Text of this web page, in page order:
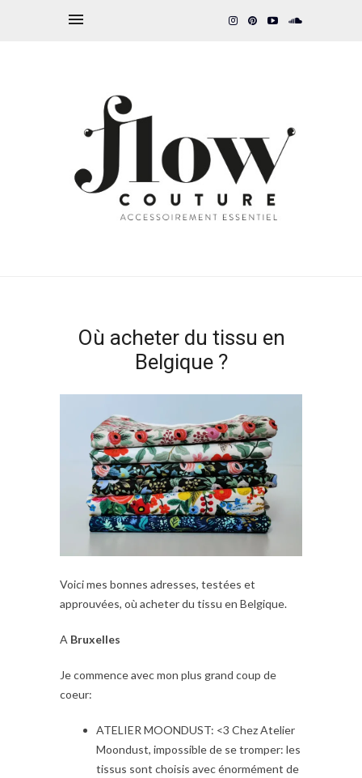
Où acheter du tissu en
Belgique ?
Voici mes bonnes adresses, testées et
approuvées, où acheter du tissu en Belgique.
A Bruxelles
Je commence avec mon plus grand coup de
coeur:
ATELIER MOONDUST: <3 Chez Atelier
Moondust, impossible de se tromper: les
tissus sont choisis avec énormément de